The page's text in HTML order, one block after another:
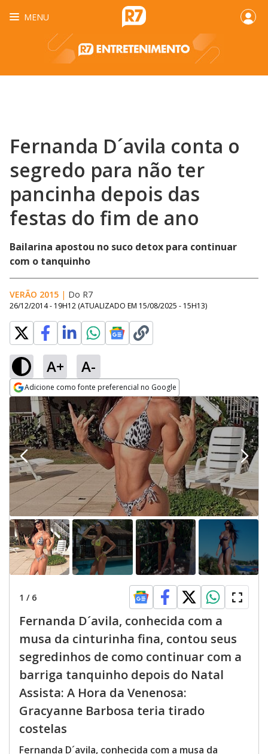
MENU
Fernanda D´avila conta o
segredo para não ter
pancinha depois das
festas do fim de ano
Bailarina apostou no suco detox para continuar
com o tanquinho
VERÃO 2015 | Do R7
26/12/2014 - 19H12 (ATUALIZADO EM 15/08/2025 - 15H13)
A+ A-
Adicione como fonte preferencial no Google
Opens in new window
1 / 6
Fernanda D´avila, conhecida com a
musa da cinturinha fina, contou seus
segredinhos de como continuar com a
barriga tanquinho depois do Natal
Assista: A Hora da Venenosa:
Gracyanne Barbosa teria tirado
costelas
Fernanda D´avila, conhecida com a musa da